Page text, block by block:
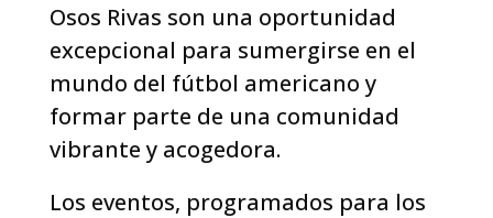
Osos Rivas son una oportunidad
excepcional para sumergirse en el
mundo del fútbol americano y
formar parte de una comunidad
vibrante y acogedora.
Los eventos, programados para los